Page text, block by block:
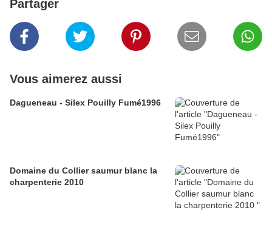
Partager
Vous aimerez aussi
Dagueneau - Silex Pouilly Fumé1996
Domaine du Collier saumur blanc la
charpenterie 2010